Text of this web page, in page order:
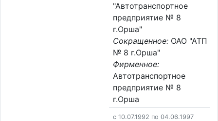
"Автотранспортное
предприятие № 8
г.Орша"
Сокращенное: ОАО "АТП
№ 8 г.Орша"
Фирменное:
Автотранспортное
предприятие № 8
г.Орша
c 10.07.1992 по 04.06.1997